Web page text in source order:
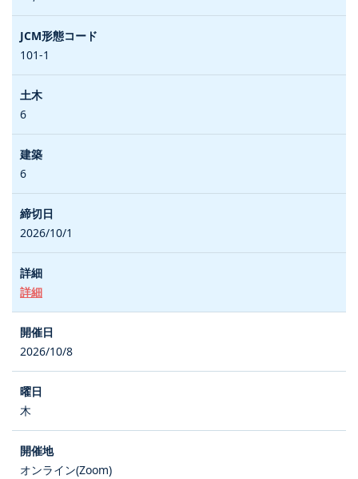
101-1
6
6
2026/10/1
詳細
2026/10/8
木
オンライン(Zoom)